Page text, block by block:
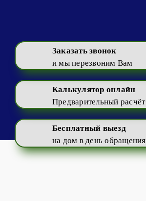
Заказать звонок
и мы перезвоним Вам
Калькулятор онлайн
Предварительный расчёт
Бесплатный выезд
на дом в день обращения